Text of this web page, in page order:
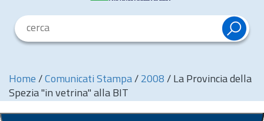
Home / Comunicati Stampa / 2008 / La Provincia della
Spezia "in vetrina" alla BIT